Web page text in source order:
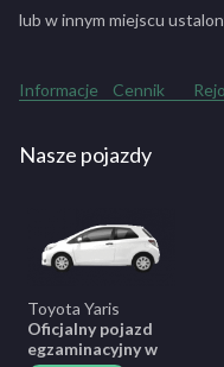
lub w innym miejscu
Informacje Cennik
Nasze pojazdy
Toyota Yaris
Oficjalny pojazd
egzaminacyjny w